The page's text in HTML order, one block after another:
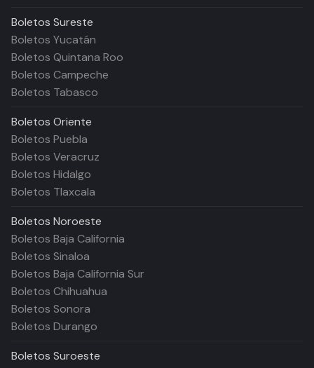
Boletos Sureste
Boletos Yucatán
Boletos Quintana Roo
Boletos Campeche
Boletos Tabasco
Boletos Oriente
Boletos Puebla
Boletos Veracruz
Boletos Hidalgo
Boletos Tlaxcala
Boletos Noroeste
Boletos Baja California
Boletos Sinaloa
Boletos Baja California Sur
Boletos Chihuahua
Boletos Sonora
Boletos Durango
Boletos Suroeste